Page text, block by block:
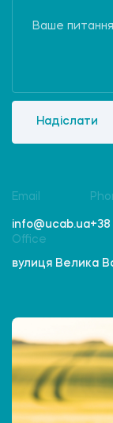
Надіслати
Email
info@ucab.ua+38
Office
вулиця Велика